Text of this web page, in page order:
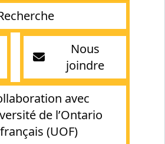
Nous
joindre
avec
de l’Ontario
français (UOF)